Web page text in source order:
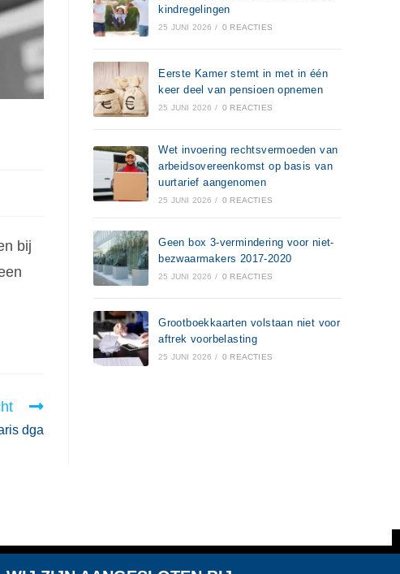
bij
dga
kindregelingen
25 JUNI 2026 / 0 REACTIES
Eerste Kamer stemt in met in één
keer deel van pensioen opnemen
25 JUNI 2026 / 0 REACTIES
Wet invoering rechtsvermoeden van
arbeidsovereenkomst op basis van
uurtarief aangenomen
25 JUNI 2026 / 0 REACTIES
Geen box 3-vermindering voor niet-
bezwaarmakers 2017-2020
25 JUNI 2026 / 0 REACTIES
Grootboekkaarten volstaan niet voor
aftrek voorbelasting
25 JUNI 2026 / 0 REACTIES